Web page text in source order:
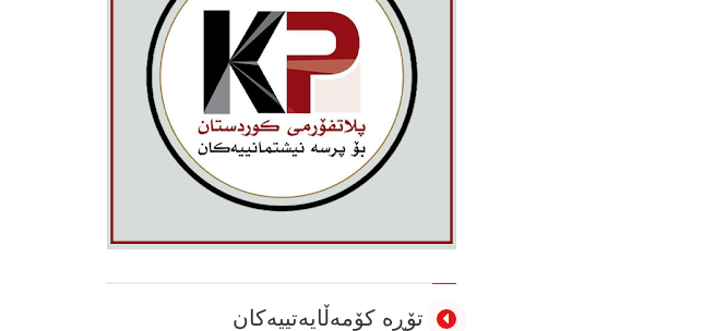
تۆڕە کۆمەڵایەتییەکان